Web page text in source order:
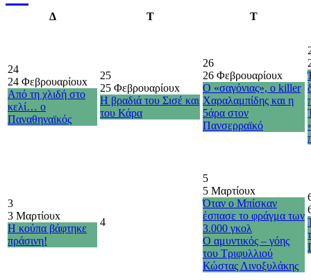
Δ Τ Τ
24
24 Φεβρουαρίουx
Από τη χλιδή στο
κελί… ο
Παναθηναϊκός
25
25 Φεβρουαρίουx
Η βραδιά του Σισέ και
του Κάρα
26
26 Φεβρουαρίουx
Ο «σαγόνιας», ο killer
Χαραλαμπίδης και η
5άρα στον
Πανσερραϊκό
3
3 Μαρτίουx
Η κούπα βάφτηκε
πράσινη!
4
5
5 Μαρτίουx
Όταν ο Μπίσκαν
έσπασε το φράγμα των
3.000 γκολ
Ο αμυντικός – γόης
του Τριφυλλιού
Κώστας Λινοξυλάκης